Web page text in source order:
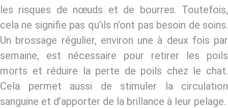
les risques de nœuds et de bourres. Toutefois,
cela ne signifie pas qu’ils n’ont pas besoin de soins.
Un brossage régulier, environ une à deux fois par
semaine, est nécessaire pour retirer les poils
morts et réduire la perte de poils chez le chat.
Cela permet aussi de stimuler la circulation
sanguine et d’apporter de la brillance à leur pelage.